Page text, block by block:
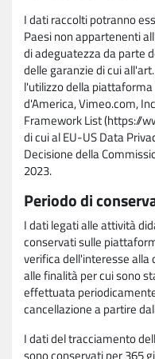
I dati raccolti potranno
Paesi non appartenenti
di adeguatezza da parte
delle garanzie di cui
l'utilizzo della
d'America, Vimeo.com,
Framework List (https://
di cui al EU-US Data
Decisione della
2023.
Periodo di
I dati legati alle attività
conservati sulle
verifica dell'interesse alla
alle finalità per cui sono
effettuata
cancellazione a partire
I dati del tracciamento
sono conservati per 365